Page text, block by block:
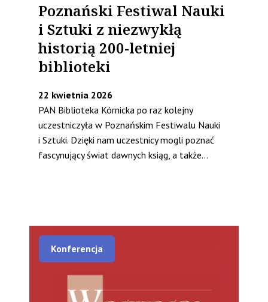
Poznański Festiwal Nauki
i Sztuki z niezwykłą
historią 200-letniej
biblioteki
22 kwietnia 2026
PAN Biblioteka Kórnicka po raz kolejny
uczestniczyła w Poznańskim Festiwalu Nauki
i Sztuki. Dzięki nam uczestnicy mogli poznać
fascynujący świat dawnych ksiąg, a także...
Konferencja